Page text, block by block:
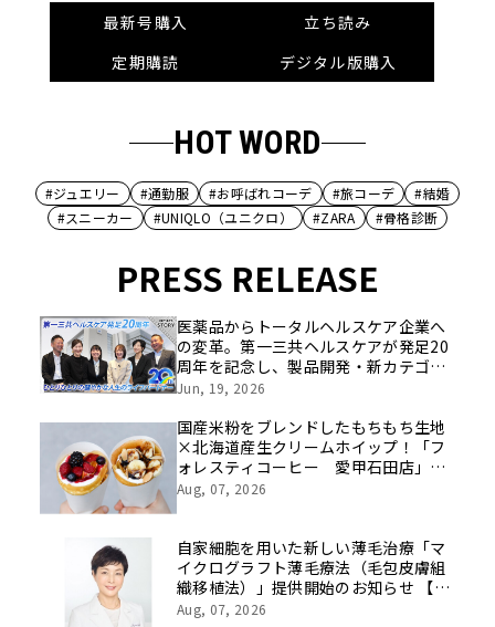
最新号購入
立ち読み
定期購読
デジタル版購入
HOT WORD
#ジュエリー #通勤服 #お呼ばれコーデ #旅コーデ
#結婚
#スニーカー
#UNIQLO（ユニクロ） #ZARA #骨格診断
PRESS RELEASE
医薬品からトータルヘルスケア企業へ
の変革。第一三共ヘルスケアが発足20
周年を記念し、製品開発・新カテゴリ
挑戦の舞台や旧社統合時のエピソード
像を公開！
Jun, 19, 2026
国産米粉をブレンドしたもちもち生地
×北海道産生クリームホイップ！「フ
ォレスティコーヒー 愛甲石田店」に
て、８月１７日（月）からクレープ販
Aug, 07, 2026
自家細胞を用いた新しい薄毛治療「マ
イクログラフト薄毛療法（毛包皮膚組
織移植法）」提供開始のお知らせ 【医
療法人社団 青真会 青山エルクリニ
Aug, 07, 2026